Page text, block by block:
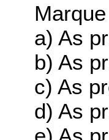
a) As
b) As
c) As
d) As